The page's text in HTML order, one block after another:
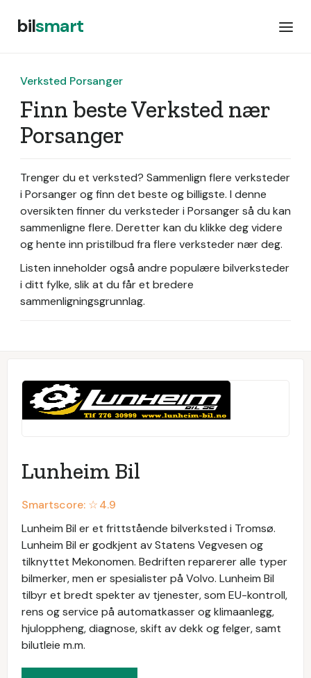
bilsmart
Verksted Porsanger
Finn beste Verksted nær
Porsanger
Trenger du et verksted? Sammenlign flere verksteder
i Porsanger og finn det beste og billigste. I denne
oversikten finner du verksteder i Porsanger så du kan
sammenligne flere. Deretter kan du klikke deg videre
og hente inn pristilbud fra flere verksteder nær deg.
Listen inneholder også andre populære bilverksteder
i ditt fylke, slik at du får et bredere
sammenligningsgrunnlag.
Lunheim Bil
Smartscore: ☆4.9
Lunheim Bil er et frittstående bilverksted i Tromsø.
Lunheim Bil er godkjent av Statens Vegvesen og
tilknyttet Mekonomen. Bedriften reparerer alle typer
bilmerker, men er spesialister på Volvo. Lunheim Bil
tilbyr et bredt spekter av tjenester, som EU-kontroll,
rens og service på automatkasser og klimaanlegg,
hjuloppheng, diagnose, skift av dekk og felger, samt
bilutleie m.m.